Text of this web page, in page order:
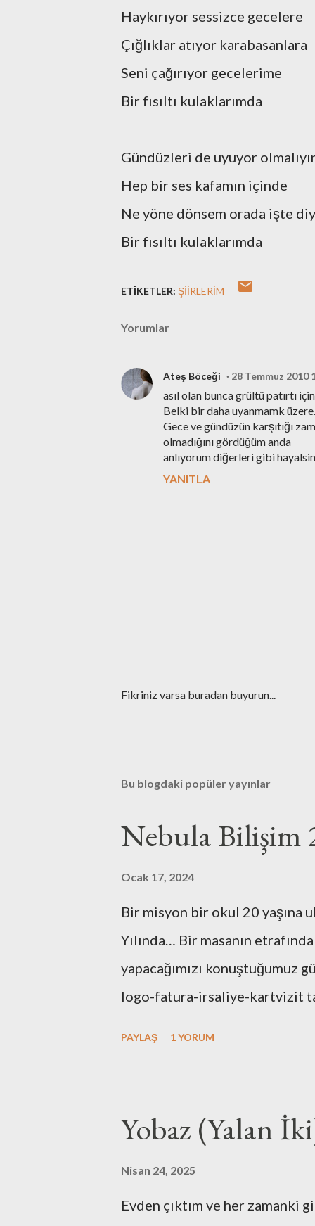
Haykırıyor sessizce gecelere
Çığlıklar atıyor karabasanlara
Seni çağırıyor gecelerime
Bir fısıltı kulaklarımda
Gündüzleri de uyuyor
Hep bir ses kafamın içinde
Ne yöne dönsem orada işte
Bir fısıltı kulaklarımda
ETIKETLER: ŞIIRLERIM
Yorumlar
Ateş Böceği 28 Temmuz 2010
asıl olan bunca grültü patırtı
Belki bir daha uyanmamk
Gece ve gündüzün karşıtığı
olmadığını gördüğüm anda
anlıyorum diğerleri gibi
YANITLA
Y
ö
e
r
Fikriniz varsa buradan buyurun...
Bu blogdaki popüler yayınlar
Nebula Bilişim
Ocak 17, 2024
Bir misyon bir okul 20 yaşına
Yılında… Bir masanın
yapacağımızı konuştuğumuz
logo-fatura-irsaliye-kartvizit
ofise taşıyışım ve aylarca
cihazına bütçe ayırmamak için
PAYLAŞ 1 YORUM
Yobaz (Yalan
Nisan 24, 2025
Evden çıktım ve her